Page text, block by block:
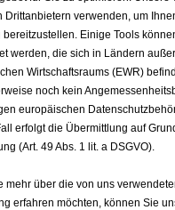
MIT
HYBRID
GMBH
Drittanbietern verwenden, um
bereitzustellen. Einige Tools
werden, die sich in Ländern
Wirtschaftsraums (EWR)
noch kein
europäischen
erfolgt die Übermittlung auf
(Art. 49 Abs. 1 lit. a DSGVO).
mehr über die von uns
erfahren möchten, können Sie